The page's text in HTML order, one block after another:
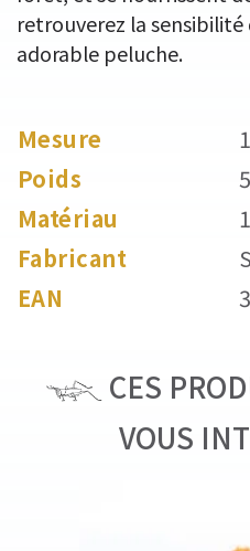
retrouverez la
adorable peluche.
Mesure
Poids
Matériau
Fabricant
EAN
CES
VOUS